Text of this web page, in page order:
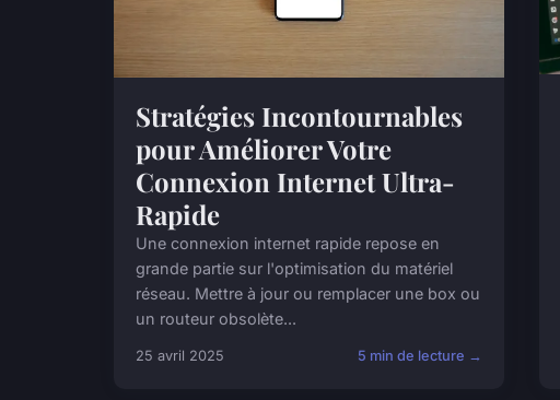
Stratégies Incontournables
pour Améliorer Votre
Connexion Internet Ultra-
Rapide
Une connexion internet rapide repose en
grande partie sur l'optimisation du matériel
réseau. Mettre à jour ou remplacer une box ou
un routeur obsolète...
25 avril 2025 5 min de lecture →